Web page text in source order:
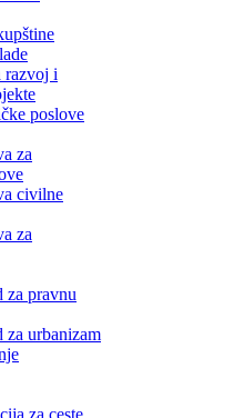
razvoj i
poslove
za
civilne
za
za pravnu
za urbanizam
za ceste